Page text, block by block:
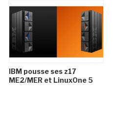
IBM pousse ses z17
ME2/MER et LinuxOne 5